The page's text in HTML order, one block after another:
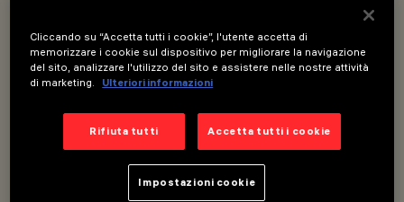
Supporto da superficie con 2 testate terminali
Cliccando su “Accetta tutti i cookie”, l'utente accetta di
memorizzare i cookie sul dispositivo per migliorare la navigazione
del sito, analizzare l'utilizzo del sito e assistere nelle nostre attività
di marketing.
Ulteriori informazioni
Rifiuta tutti Accetta tutti i cookie
Impostazioni cookie